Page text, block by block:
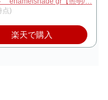
点)
楽天で購入